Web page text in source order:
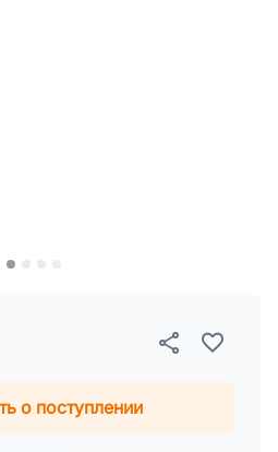
о поступлении